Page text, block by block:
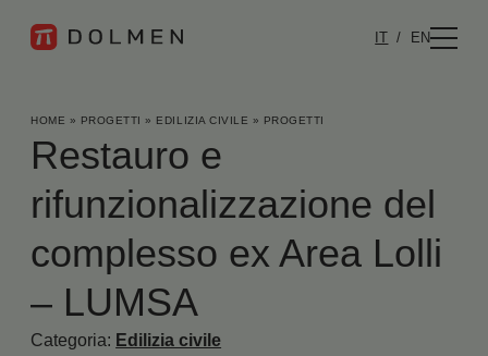
IT EN
HOME » PROGETTI » EDILIZIA CIVILE » PROGETTI
Restauro e
rifunzionalizzazione del
complesso ex Area Lolli
– LUMSA
Categoria: Edilizia civile